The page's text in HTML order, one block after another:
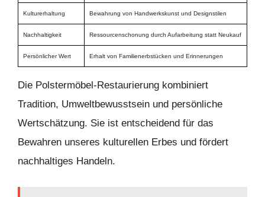
Kulturerhaltung Bewahrung von Handwerkskunst und Designstilen
Nachhaltigkeit Ressourcenschonung durch Aufarbeitung statt Neukauf
Persönlicher Wert Erhalt von Familienerbstücken und Erinnerungen
Die Polstermöbel-Restaurierung kombiniert
Tradition, Umweltbewusstsein und persönliche
Wertschätzung. Sie ist entscheidend für das
Bewahren unseres kulturellen Erbes und fördert
nachhaltiges Handeln.